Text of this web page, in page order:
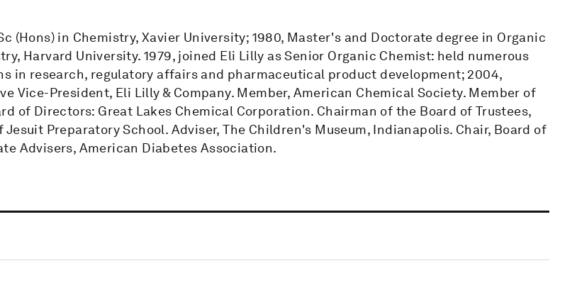
(Hons) in Chemistry, Xavier University; 1980, Master's and Doctorate degree in Organic
Harvard University. 1979, joined Eli Lilly as Senior Organic Chemist: held numerous
in research, regulatory affairs and pharmaceutical product development; 2004,
Vice-President, Eli Lilly & Company. Member, American Chemical Society. Member of
of Directors: Great Lakes Chemical Corporation. Chairman of the Board of Trustees,
Jesuit Preparatory School. Adviser, The Children's Museum, Indianapolis. Chair, Board of
Advisers, American Diabetes Association.